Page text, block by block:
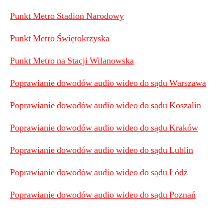
Punkt Metro Stadion Narodowy
Punkt Metro Świętokrzyska
Punkt Metro na Stacji Wilanowska
Poprawianie dowodów audio wideo do sądu Warszawa
Poprawianie dowodów audio wideo do sądu Koszalin
Poprawianie dowodów audio wideo do sądu Kraków
Poprawianie dowodów audio wideo do sądu Lublin
Poprawianie dowodów audio wideo do sądu Łódź
Poprawianie dowodów audio wideo do sądu Poznań